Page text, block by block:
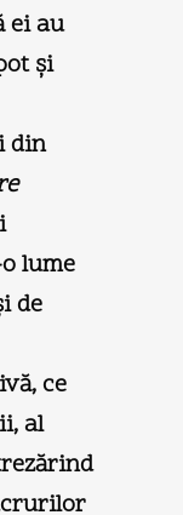
ei au
şi
din
lume
de
ce
al